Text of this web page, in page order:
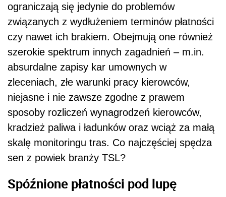
ograniczają się jedynie do problemów
związanych z wydłużeniem terminów płatności
czy nawet ich brakiem. Obejmują one również
szerokie spektrum innych zagadnień – m.in.
absurdalne zapisy kar umownych w
zleceniach, złe warunki pracy kierowców,
niejasne i nie zawsze zgodne z prawem
sposoby rozliczeń wynagrodzeń kierowców,
kradzież paliwa i ładunków oraz wciąż za małą
skalę monitoringu tras. Co najczęściej spędza
sen z powiek branży TSL?
Spóźnione płatności pod lupę